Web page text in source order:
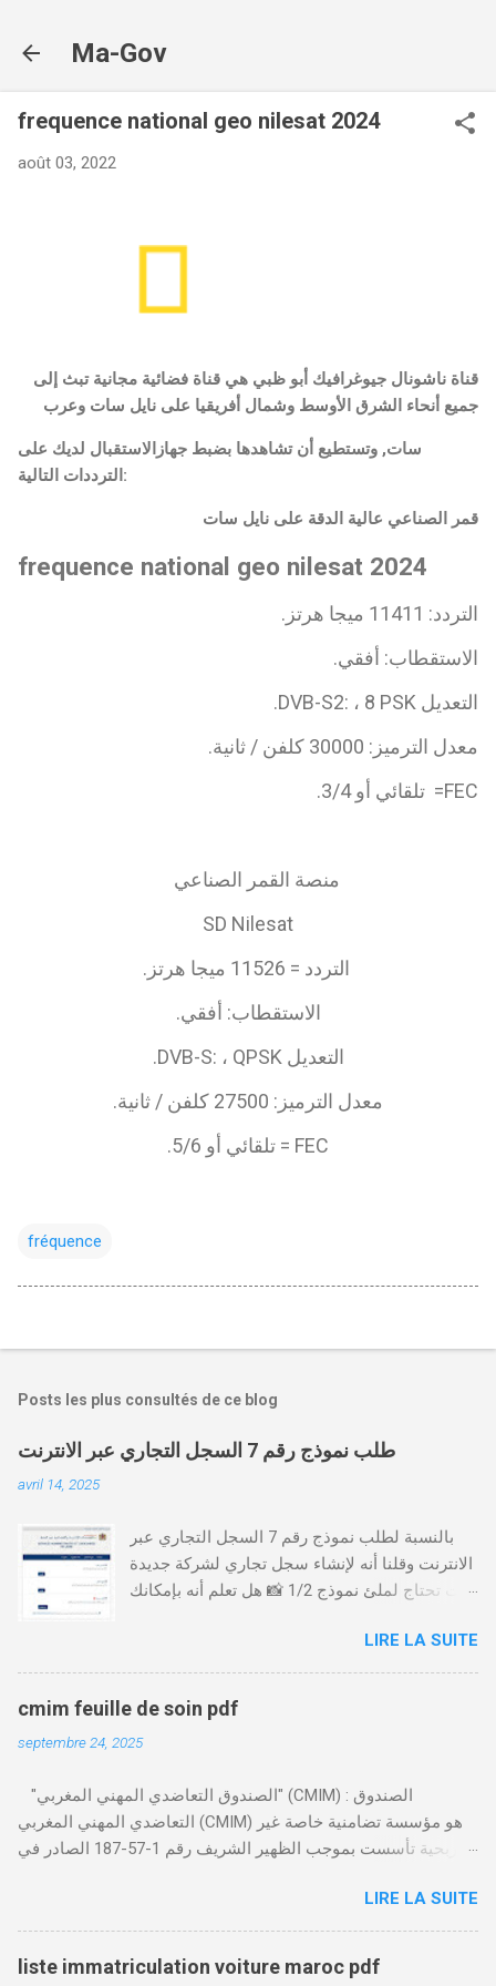
Ma-Gov
frequence national geo nilesat 2024
août 03, 2022
قناة ناشونال جيوغرافيك أبو ظبي هي قناة فضائية مجانية تبث إلى
جميع أنحاء الشرق الأوسط وشمال أفريقيا على نايل سات وعرب
سات, وتستطيع أن تشاهدها بضبط جهازالاستقبال لديك على
الترددات التالية:
قمر الصناعي عالية الدقة على نايل سات
frequence national geo nilesat 2024
التردد: 11411 ميجا هرتز.
الاستقطاب: أفقي.
التعديل DVB-S2: ، 8 PSK.
معدل الترميز: 30000 كلفن / ثانية.
FEC= تلقائي أو 3/4.
منصة القمر الصناعي
SD Nilesat
التردد = 11526 ميجا هرتز.
الاستقطاب: أفقي.
التعديل DVB-S: ، QPSK.
معدل الترميز: 27500 كلفن / ثانية.
FEC = تلقائي أو 5/6.
fréquence
Posts les plus consultés de ce blog
طلب نموذج رقم 7 السجل التجاري عبر الانترنت
avril 14, 2025
بالنسبة لطلب نموذج رقم 7 السجل التجاري عبر
الانترنت وقلنا أنه لإنشاء سجل تجاري لشركة جديدة
أنت تحتاج لملئ نموذج 1/2 📸 هل تعلم أنه بإمكانك
من خلال الموقع التابع لوزارة العدل، بدون الحاجة
للتنقل للمحكمة التجارية
https://servicesenligne.justice.gov.ma كيفية
طلب النموذجين 7 و 9 من الإنترنت في المغرب .
الخطوات: الدخول إلى موقع المحاكم-
المعلومات الشخصية إضافة معلومات الطالب .
دفع واجب الأداء 20 درهم عن طريق البطاقة
البنكية. تأكيد العملية . استلام النموذج في مدة
LIRE LA SUITE
cmim feuille de soin pdf
septembre 24, 2025
"الصندوق التعاضدي المهني المغربي" (CMIM) : الصندوق
التعاضدي المهني المغربي (CMIM) هو مؤسسة تضامنية خاصة غير
ربحية تأسست بموجب الظهير الشريف رقم 1-57-187 الصادر في
المهنية لفائدة الأجراء والعاملين في مختلف المقاولات المغربية. تدير
CMIM شبكة واسعة من المنخرطين وتعمل على تقديم تغطية صحية
شاملة تجمع بين التضامن وجودة الخدمة. Télécharger cmim feuille
LIRE LA SUITE
liste immatriculation voiture maroc pdf